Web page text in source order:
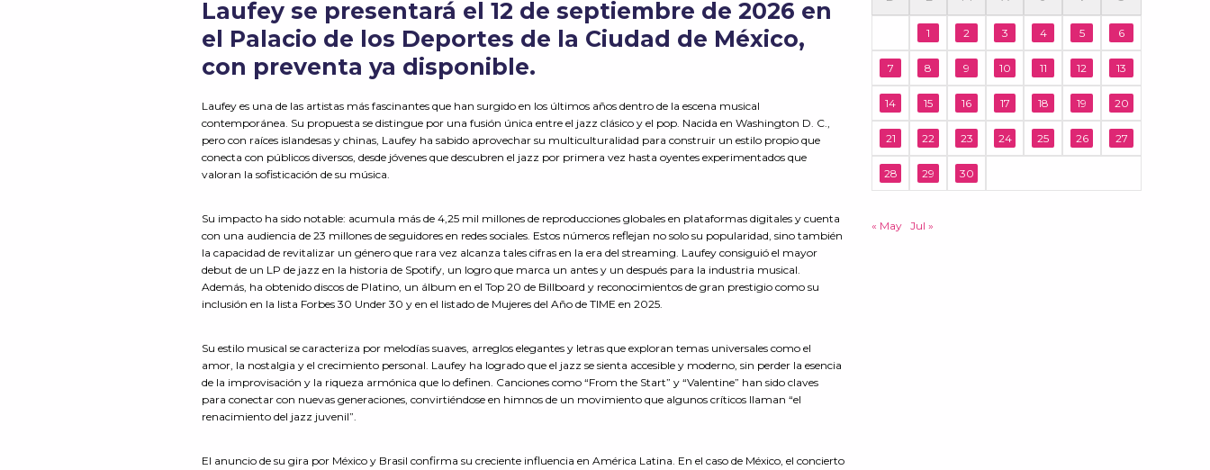
Laufey se presentará el 12 de septiembre de 2026 en
el Palacio de los Deportes de la Ciudad de México,
con preventa ya disponible.
Laufey es una de las artistas más fascinantes que han surgido en los últimos años dentro de la escena musical
contemporánea. Su propuesta se distingue por una fusión única entre el jazz clásico y el pop. Nacida en Washington D. C.,
pero con raíces islandesas y chinas, Laufey ha sabido aprovechar su multiculturalidad para construir un estilo propio que
conecta con públicos diversos, desde jóvenes que descubren el jazz por primera vez hasta oyentes experimentados que
valoran la sofisticación de su música.
Su impacto ha sido notable: acumula más de 4,25 mil millones de reproducciones globales en plataformas digitales y cuenta
con una audiencia de 23 millones de seguidores en redes sociales. Estos números reflejan no solo su popularidad, sino también
la capacidad de revitalizar un género que rara vez alcanza tales cifras en la era del streaming. Laufey consiguió el mayor
debut de un LP de jazz en la historia de Spotify, un logro que marca un antes y un después para la industria musical.
Además, ha obtenido discos de Platino, un álbum en el Top 20 de Billboard y reconocimientos de gran prestigio como su
inclusión en la lista Forbes 30 Under 30 y en el listado de Mujeres del Año de TIME en 2025.
Su estilo musical se caracteriza por melodías suaves, arreglos elegantes y letras que exploran temas universales como el
amor, la nostalgia y el crecimiento personal. Laufey ha logrado que el jazz se sienta accesible y moderno, sin perder la esencia
de la improvisación y la riqueza armónica que lo definen. Canciones como “From the Start” y “Valentine” han sido claves
para conectar con nuevas generaciones, convirtiéndose en himnos de un movimiento que algunos críticos llaman “el
renacimiento del jazz juvenil”.
El anuncio de su gira por México y Brasil confirma su creciente influencia en América Latina. En el caso de México, el concierto
1 2 3 4 5 6
7 8 9 10 11 12 13
14 15 16 17 18 19 20
21 22 23 24 25 26 27
28 29 30
« May Jul »